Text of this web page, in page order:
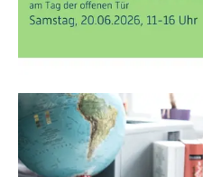
Energieeffizienzrecht
Fuel Cell Centre
Nationalparkforschung
P2Broker
Robotix-Academy
S.U.N.-Projekt
Örtlicher Personalrat